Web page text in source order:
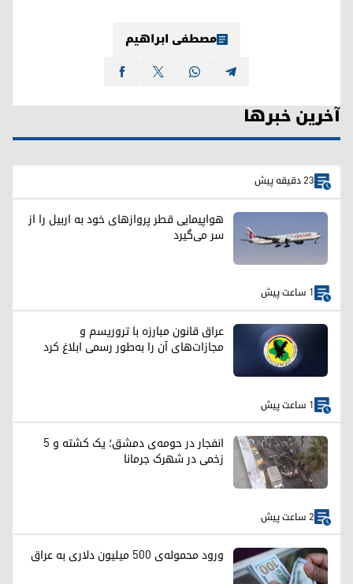
مصطفی ابراهیم
آخرین خبرها
23 دقیقه پیش
هواپیمایی قطر پروازهای خود به اربیل را از
سر می‌گیرد
1 ساعت پیش
عراق قانون مبارزه با تروریسم و
مجازات‌های آن را به‌طور رسمی ابلاغ کرد
1 ساعت پیش
انفجار در حومه‌ی دمشق؛ یک کشته و ۵
زخمی در شهرک جرمانا
2 ساعت پیش
ورود محموله‌ی ۵۰۰ میلیون دلاری به عراق